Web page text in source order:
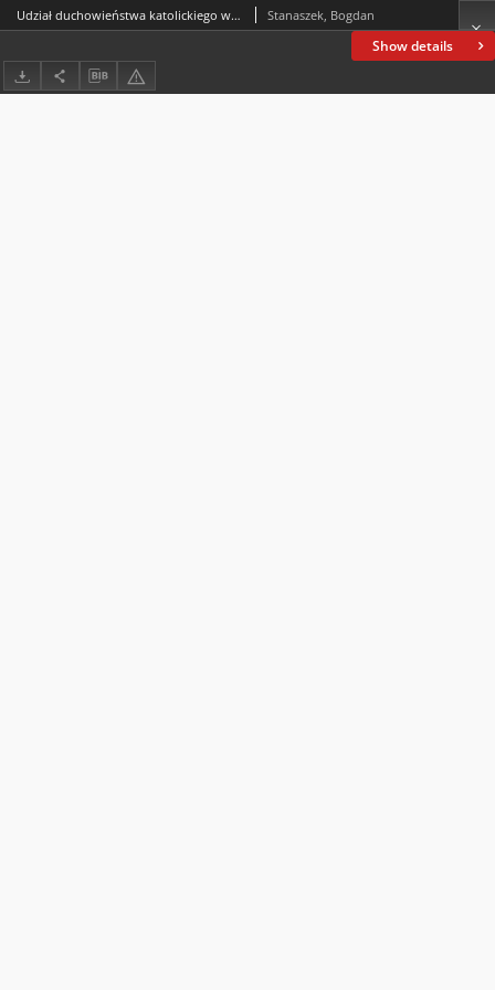
Show details
Udział duchowieństwa katolickiego w kampanii wyborczej do parlamentu w 1922 roku w powiatach radomskim, koneckim i opoczyńskim Stanaszek, Bogdan